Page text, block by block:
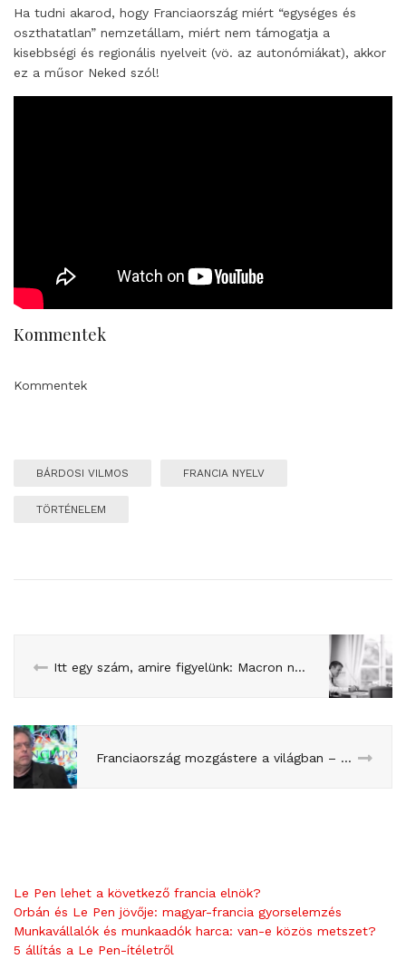
Ha tudni akarod, hogy Franciaország miért “egységes és
oszthatatlan” nemzetállam, miért nem támogatja a
kisebbségi és regionális nyelveit (vö. az autonómiákat), akkor
ez a műsor Neked szól!
Kommentek
Kommentek
BÁRDOSI VILMOS FRANCIA NYELV
TÖRTÉNELEM
Itt egy szám, amire figyelünk: Macron nagyon megverne mindenkit egy most vasárnapi elnökválasztáson
Franciaország mozgástere a világban – Gyarmati Istvánnal a Franciapolitikában
Le Pen lehet a következő francia elnök?
Orbán és Le Pen jövője: magyar-francia gyorselemzés
Munkavállalók és munkaadók harca: van-e közös metszet?
5 állítás a Le Pen-ítéletről